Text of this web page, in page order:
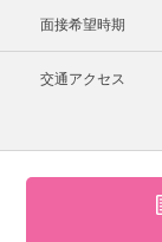
面接希望時期
交通アクセス